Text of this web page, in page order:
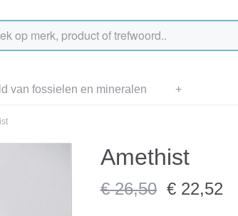
van fossielen en mineralen +
Amethist
€ 26,50 € 22,52